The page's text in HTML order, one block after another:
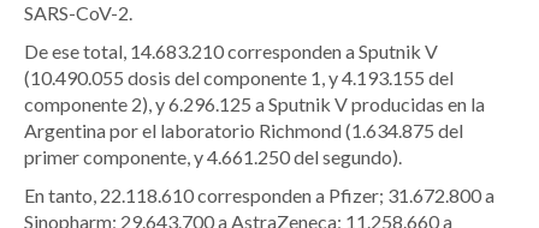
SARS-CoV-2.
De ese total, 14.683.210 corresponden a Sputnik V
(10.490.055 dosis del componente 1, y 4.193.155 del
componente 2), y 6.296.125 a Sputnik V producidas en la
Argentina por el laboratorio Richmond (1.634.875 del
primer componente, y 4.661.250 del segundo).
En tanto, 22.118.610 corresponden a Pfizer; 31.672.800 a
Sinopharm; 29.643.700 a AstraZeneca; 11.258.660 a